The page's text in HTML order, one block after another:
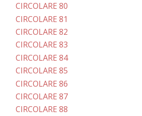
CIRCOLARE 80
CIRCOLARE 81
CIRCOLARE 82
CIRCOLARE 83
CIRCOLARE 84
CIRCOLARE 85
CIRCOLARE 86
CIRCOLARE 87
CIRCOLARE 88